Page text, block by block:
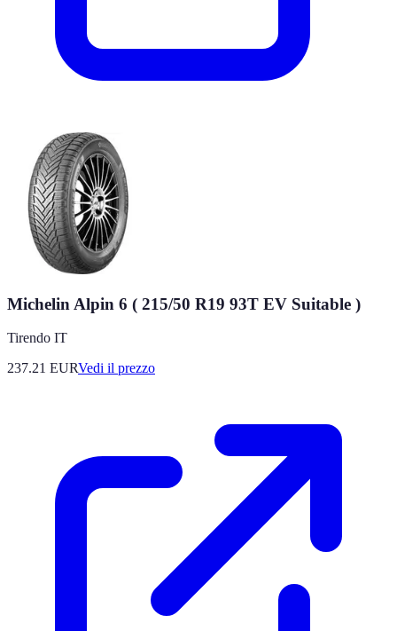
Michelin Alpin 6 ( 215/50 R19 93T EV Suitable )
Tirendo IT
237.21 EURVedi il prezzo